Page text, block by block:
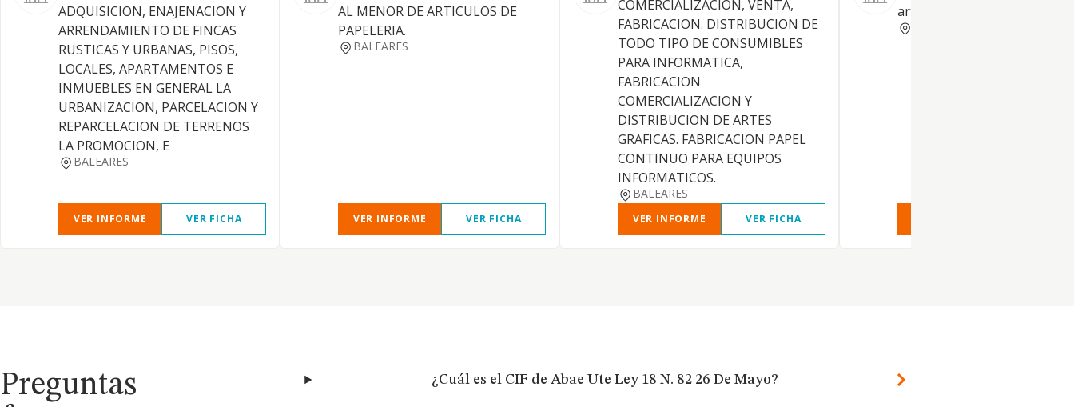
ADQUISICION, ENAJENACION Y
ARRENDAMIENTO DE FINCAS
RUSTICAS Y URBANAS, PISOS,
LOCALES, APARTAMENTOS E
INMUEBLES EN GENERAL LA
URBANIZACION, PARCELACION Y
REPARCELACION DE TERRENOS
LA PROMOCION, E
BALEARES
VER INFORME VER FICHA
AL MENOR DE ARTICULOS DE
PAPELERIA.
BALEARES
VER INFORME VER FICHA
COMERCIALIZACION, VENTA,
FABRICACION. DISTRIBUCION DE
TODO TIPO DE CONSUMIBLES
PARA INFORMATICA,
FABRICACION
COMERCIALIZACION Y
DISTRIBUCION DE ARTES
GRAFICAS. FABRICACION PAPEL
CONTINUO PARA EQUIPOS
INFORMATICOS.
BALEARES
VER INFORME VER FICHA
artes gráficas.
Preguntas
¿Cuál es el CIF de Abae Ute Ley 18 N. 82 26 De Mayo?